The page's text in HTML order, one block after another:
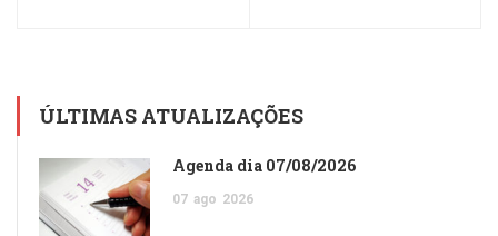
ÚLTIMAS ATUALIZAÇÕES
Agenda dia 07/08/2026
07 ago 2026